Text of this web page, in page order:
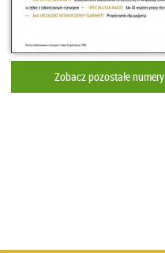
Zobacz pozostałe numery